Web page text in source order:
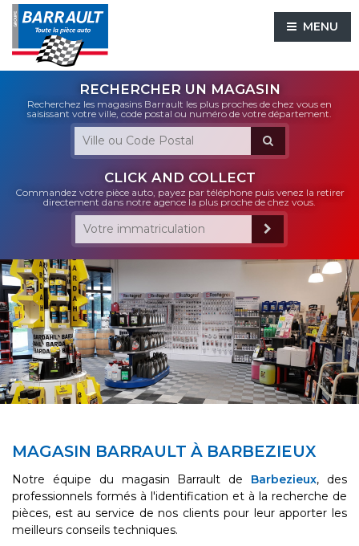
MENU
RECHERCHER UN MAGASIN
Recherchez les magasins Barrault les plus proches de chez vous en
saisissant votre ville, code postal ou numéro de votre département.
CLICK AND COLLECT
Commandez votre pièce auto, payez par téléphone puis venez la retirer
directement dans notre agence la plus proche de chez vous.
MAGASIN BARRAULT À BARBEZIEUX
Notre équipe du magasin Barrault de Barbezieux, des
professionnels formés à l'identification et à la recherche de
pièces, est au service de nos clients pour leur apporter les
meilleurs conseils techniques.